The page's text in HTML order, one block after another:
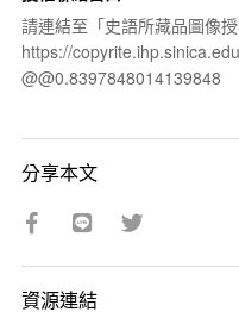
請連結至「史語所藏品圖像
https://
@@0.8397848014139848
分享本文
資源連結